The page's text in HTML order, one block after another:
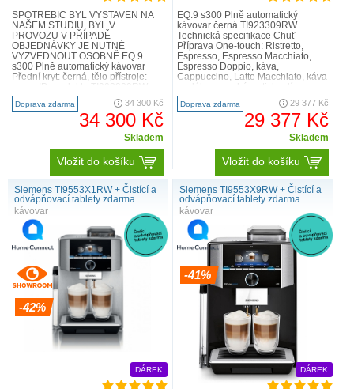
SPOTŘEBIČ BYL VYSTAVEN NA
NAŠEM STUDIU, BYL V
PROVOZU V PŘÍPADĚ
OBJEDNÁVKY JE NUTNÉ
VYZVEDNOUT OSOBNĚ EQ.9
s300 Plně automatický kávovar
Přední kryt: černá, tělo přístroje:
Čisté potěšení: plné přizpůsobení
nápojů vaší chuti a ..
Doprava zdarma 34 300 Kč
34 300 Kč
Skladem
Vložit do košíku
EQ.9 s300 Plně automatický
kávovar černá TI923309RW
Technická specifikace Chuť
Příprava One-touch: Ristretto,
Espresso, Espresso Macchiato,
Espresso Doppio, káva,
Cappuccino, Latte Macchiato, káva
s mlékem pouhým stisknutím
tlačítka aromaDouble Shot - extra
silná káva ..
Doprava zdarma 29 377 Kč
29 377 Kč
Skladem
Vložit do košíku
Siemens TI9553X1RW + Čistící a
odvápňovací tablety zdarma
kávovar
-42%
DÁREK
Siemens TI9553X9RW + Čistící a
odvápňovací tablety zdarma
kávovar
-41%
DÁREK